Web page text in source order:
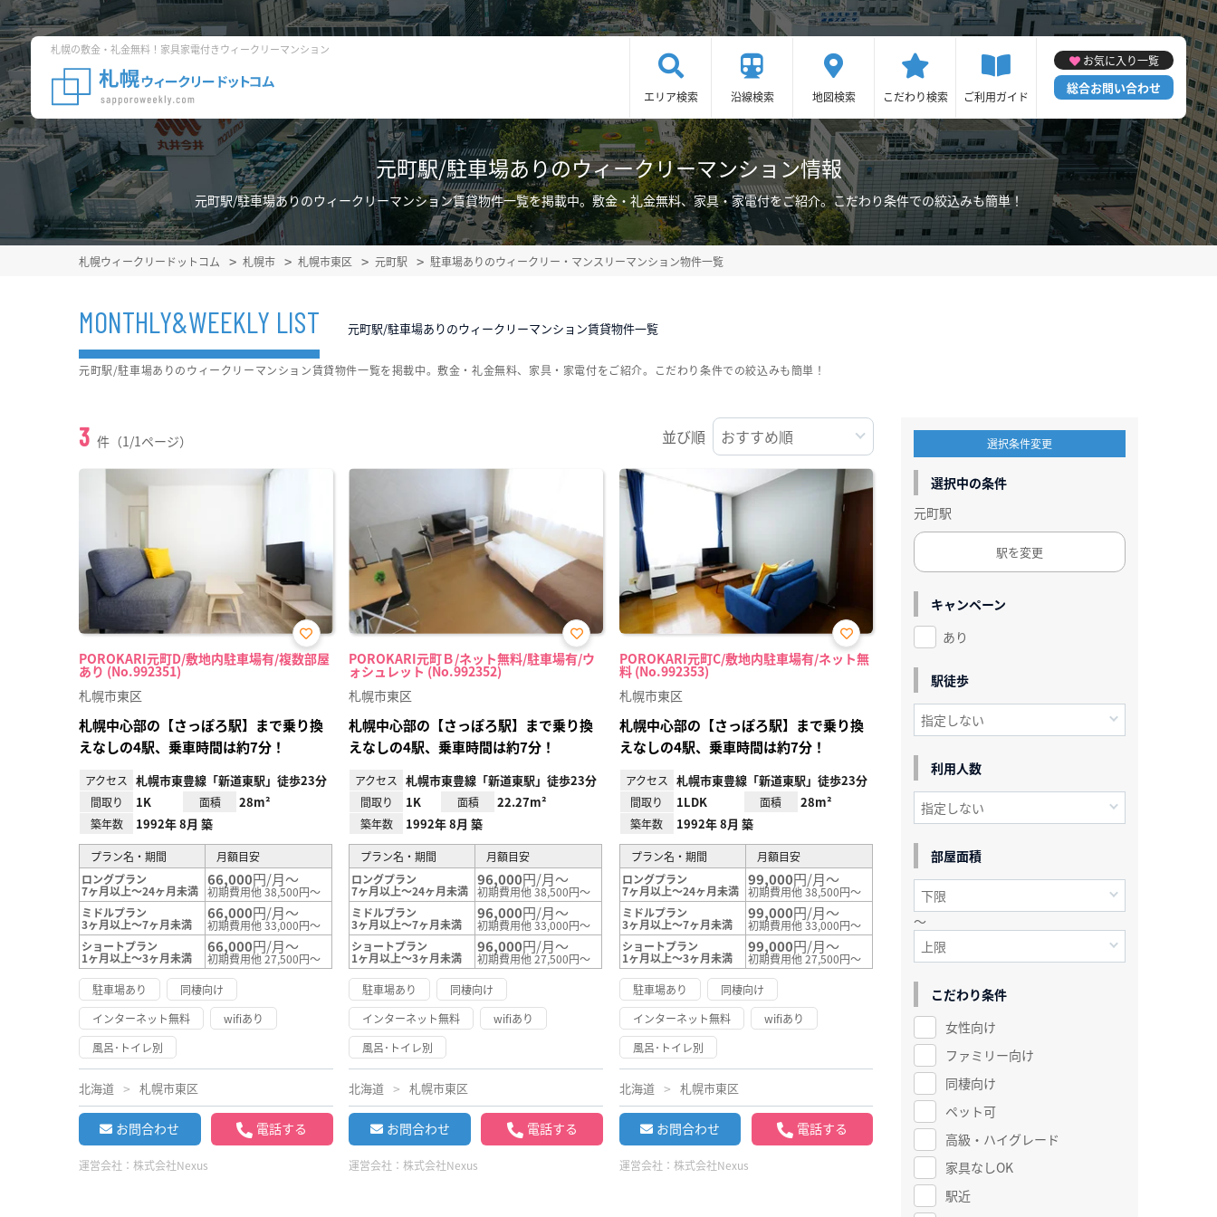
札幌の敷金・礼金無料！家具家電付きウィークリーマンション
エリア検索 沿線検索 地図検索 こだわり検索 ご利用ガイド
お気に入り一覧
総合お問い合わせ
元町駅/駐車場ありのウィークリーマンション情報
元町駅/駐車場ありのウィークリーマンション賃貸物件一覧を掲載中。敷金・礼金無料、家具・家電付をご紹介。こだわり条件での絞込みも簡単！
札幌ウィークリードットコム 札幌市 札幌市東区 元町駅 駐車場ありのウィークリー・マンスリーマンション物件一覧
MONTHLY&WEEKLY LIST 元町駅/駐車場ありのウィークリーマンション賃貸物件一覧
3 件（1/1ページ） 並び順
POROKARI元町D/敷地内駐車場有/複数部屋
あり (No.992351)
お気
に入
札幌市東区
札幌中心部の【さっぽろ駅】まで乗り換
えなしの4駅、乗車時間は約7分！
アクセス 札幌市東豊線「新道東駅」徒歩23分
間取り 1K 面積 28m²
築年数 1992年 8月 築
プラン名・期間
月額目安
ロングプラン
7ヶ月以上～24ヶ月未満
66,000円/月～
初期費用他 38,500円～
ミドルプラン
3ヶ月以上～7ヶ月未満
66,000円/月～
初期費用他 33,000円～
ショートプラン
1ヶ月以上～3ヶ月未満
66,000円/月～
初期費用他 27,500円～
駐車場あり
同棲向け
インターネット無料
wifiあり
風呂･トイレ別
北海道 札幌市東区
お問合わせ 電話する
運営会社： 株式会社Nexus
POROKARI元町Ｂ/ネット無料/駐車場有/ウ
ォシュレット (No.992352)
お気
に入
札幌市東区
札幌中心部の【さっぽろ駅】まで乗り換
えなしの4駅、乗車時間は約7分！
アクセス 札幌市東豊線「新道東駅」徒歩23分
間取り 1K 面積 22.27m²
築年数 1992年 8月 築
プラン名・期間
月額目安
ロングプラン
7ヶ月以上～24ヶ月未満
96,000円/月～
初期費用他 38,500円～
ミドルプラン
3ヶ月以上～7ヶ月未満
96,000円/月～
初期費用他 33,000円～
ショートプラン
1ヶ月以上～3ヶ月未満
96,000円/月～
初期費用他 27,500円～
駐車場あり
同棲向け
インターネット無料
wifiあり
風呂･トイレ別
北海道 札幌市東区
お問合わせ 電話する
運営会社：株式会社Nexus
POROKARI元町C/敷地内駐車場有/ネット無
料 (No.992353)
お気
に入
札幌市東区
札幌中心部の【さっぽろ駅】まで乗り換
えなしの4駅、乗車時間は約7分！
アクセス 札幌市東豊線「新道東駅」徒歩23分
間取り 1LDK 面積 28m²
築年数 1992年 8月 築
プラン名・期間
月額目安
ロングプラン
7ヶ月以上～24ヶ月未満
99,000円/月～
初期費用他 38,500円～
ミドルプラン
3ヶ月以上～7ヶ月未満
99,000円/月～
初期費用他 33,000円～
ショートプラン
1ヶ月以上～3ヶ月未満
99,000円/月～
初期費用他 27,500円～
駐車場あり
同棲向け
インターネット無料
wifiあり
風呂･トイレ別
北海道 札幌市東区
お問合わせ 電話する
運営会社： 株式会社Nexus
元町駅/駐車場ありのウィークリーマンション賃貸物件一覧を掲載中。敷金・礼金無料、家具・家電付をご紹介。こだわり条件での絞込みも簡単！
選択条件変更
選択中の条件
元町駅
駅を変更
キャンペーン
あり
駅徒歩
利用人数
部屋面積
～
こだわり条件
女性向け
ファミリー向け
同棲向け
ペット可
高級・ハイグレード
家具なしOK
駅近